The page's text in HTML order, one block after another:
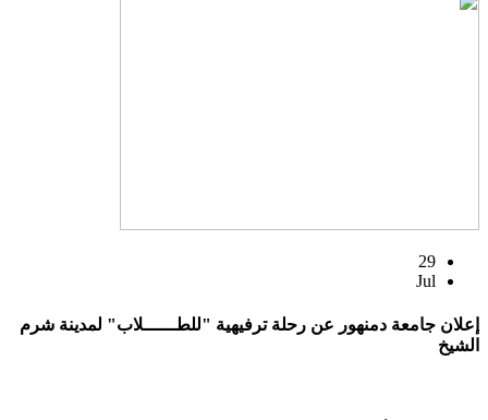
29
Jul
إعلان جامعة دمنهور عن رحلة ترفيهية "للطــــــلاب" لمدينة شرم
الشيخ